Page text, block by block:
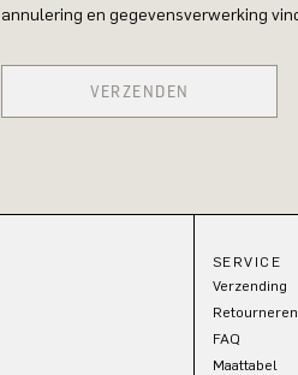
annulering en gegevensverwerking
VERZENDEN
SERVICE
Verzending
FAQ
Maattabel